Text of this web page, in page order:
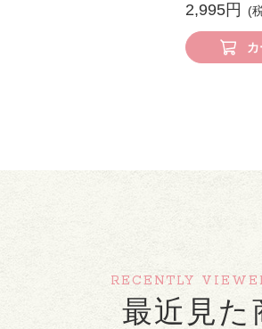
2,995円
RECENTLY
最近見た